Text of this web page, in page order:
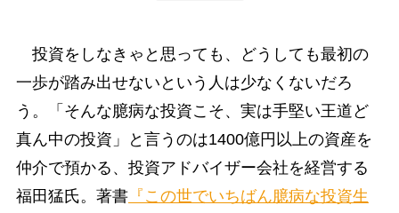
投資をしなきゃと思っても、どうしても最初の
一歩が踏み出せないという人は少なくないだろ
う。「そんな臆病な投資こそ、実は手堅い王道ど
真ん中の投資」と言うのは1400億円以上の資産を
仲介で預かる、投資アドバイザー会社を経営する
福田猛氏。著書『この世でいちばん臆病な投資生